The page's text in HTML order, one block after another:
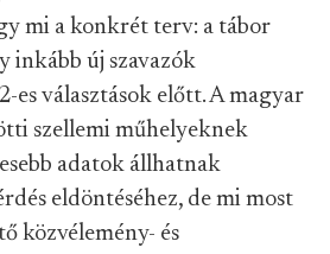
mi a konkrét terv: a tábor
inkább új szavazók
es választások előtt. A magyar
szellemi műhelyeknek
adatok állhatnak
eldöntéséhez, de mi most
közvélemény- és